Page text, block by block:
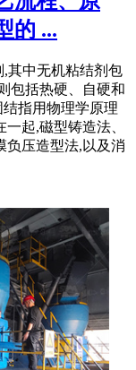
的 ...
,其中无机粘结剂包
包括热硬、自硬和
指用物理学原理
起,磁型铸造法、
负压造型法,以及消